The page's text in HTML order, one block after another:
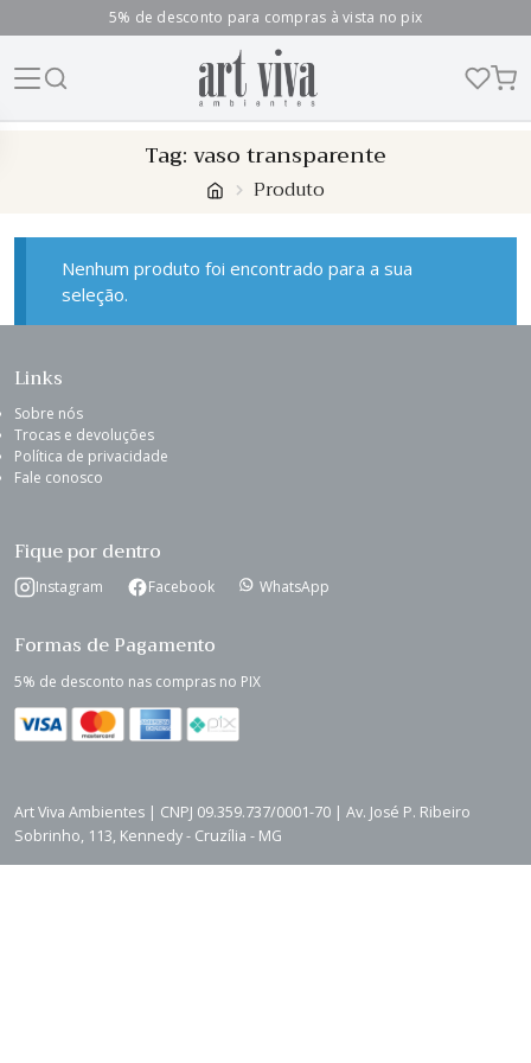
5% de desconto para compras à vista no pix
Tag:vaso transparente
Produto
Nenhum produto foi encontrado para a sua
seleção.
Links
Sobre nós
Trocas e devoluções
Política de privacidade
Fale conosco
Fique por dentro
Instagram Facebook WhatsApp
Formas de Pagamento
5% de desconto nas compras no PIX
Art Viva Ambientes | CNPJ 09.359.737/0001-70 | Av. José P. Ribeiro
Sobrinho, 113, Kennedy - Cruzília - MG